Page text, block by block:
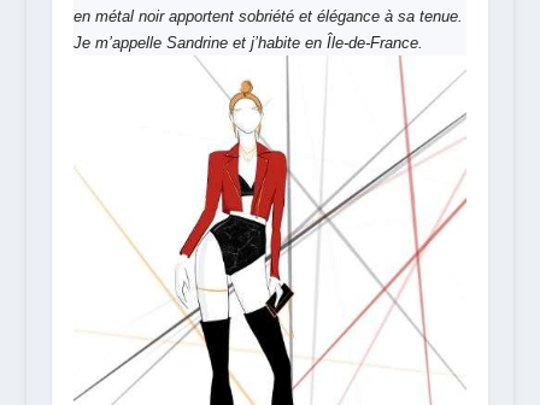
en métal noir apportent sobriété et élégance à sa tenue.
Je m’appelle Sandrine et j’habite en Île-de-France.